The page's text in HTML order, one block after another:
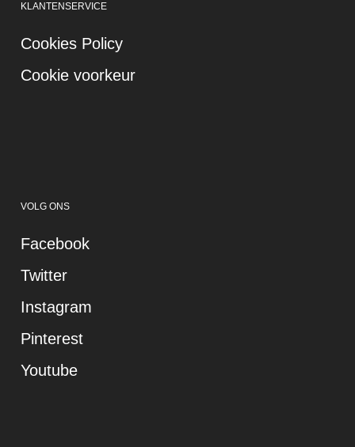
KLANTENSERVICE
Cookies Policy
Cookie voorkeur
VOLG ONS
Facebook
Twitter
Instagram
Pinterest
Youtube